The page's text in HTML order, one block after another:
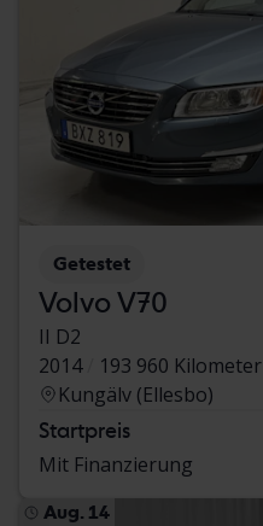
Getestet
Volvo V70
II D2
2014
193 960 Kilometer
Kungälv (Ellesbo)
Startpreis
Mit Finanzierung
Aug. 14